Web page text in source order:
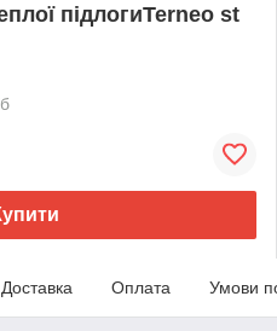
підлогиTerneo st
Доставка Оплата Умови